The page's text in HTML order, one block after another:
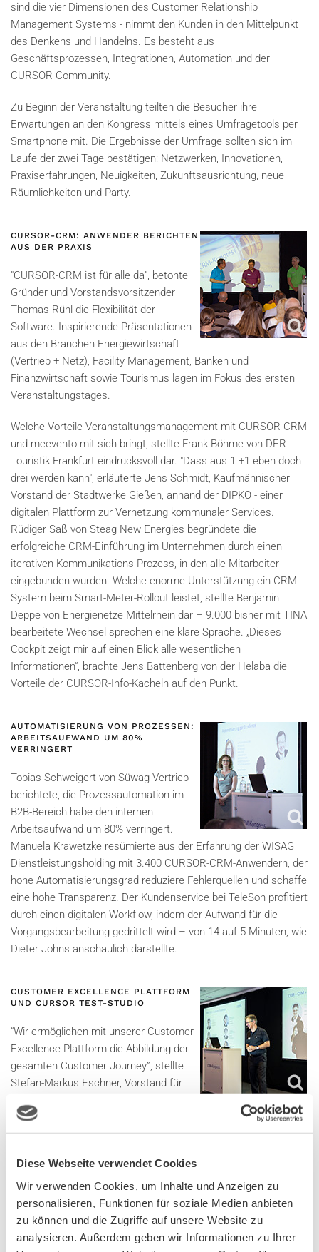
Diese Webseite verwendet Cookies
Wir verwenden Cookies, um Inhalte und Anzeigen zu
personalisieren, Funktionen für soziale Medien anbieten
zu können und die Zugriffe auf unsere Website zu
analysieren. Außerdem geben wir Informationen zu Ihrer
sind die vier Dimensionen des Customer Relationship
Management Systems - nimmt den Kunden in den Mittelpunkt
des Denkens und Handelns. Es besteht aus
Geschäftsprozessen, Integrationen, Automation und der
CURSOR-Community.
Zu Beginn der Veranstaltung teilten die Besucher ihre
Erwartungen an den Kongress mittels eines Umfragetools per
Smartphone mit. Die Ergebnisse der Umfrage sollten sich im
Laufe der zwei Tage bestätigen: Netzwerken, Innovationen,
Praxiserfahrungen, Neuigkeiten, Zukunftsausrichtung, neue
Räumlichkeiten und Party.
CURSOR-CRM: ANWENDER BERICHTEN
AUS DER PRAXIS
"CURSOR-CRM ist für alle da", betonte
Gründer und Vorstandsvorsitzender
Thomas Rühl die Flexibilität der
Software. Inspirierende Präsentationen
aus den Branchen Energiewirtschaft
(Vertrieb + Netz), Facility Management, Banken und
Finanzwirtschaft sowie Tourismus lagen im Fokus des ersten
Veranstaltungstages.
Welche Vorteile Veranstaltungsmanagement mit CURSOR-CRM
und meevento mit sich bringt, stellte Frank Böhme von DER
Touristik Frankfurt eindrucksvoll dar. "Dass aus 1 +1 eben doch
drei werden kann", erläuterte Jens Schmidt, Kaufmännischer
Vorstand der Stadtwerke Gießen, anhand der DIPKO - einer
digitalen Plattform zur Vernetzung kommunaler Services.
Rüdiger Saß von Steag New Energies begründete die
erfolgreiche CRM-Einführung im Unternehmen durch einen
iterativen Kommunikations-Prozess, in den alle Mitarbeiter
eingebunden wurden. Welche enorme Unterstützung ein CRM-
System beim Smart-Meter-Rollout leistet, stellte Benjamin
Deppe von Energienetze Mittelrhein dar – 9.000 bisher mit TINA
bearbeitete Wechsel sprechen eine klare Sprache. „Dieses
Cockpit zeigt mir auf einen Blick alle wesentlichen
Informationen“, brachte Jens Battenberg von der Helaba die
Vorteile der CURSOR-Info-Kacheln auf den Punkt.
AUTOMATISIERUNG VON PROZESSEN:
ARBEITSAUFWAND UM 80%
VERRINGERT
Tobias Schweigert von Süwag Vertrieb
berichtete, die Prozessautomation im
B2B-Bereich habe den internen
Arbeitsaufwand um 80% verringert.
Manuela Krawetzke resümierte aus der Erfahrung der WISAG
Dienstleistungsholding mit 3.400 CURSOR-CRM-Anwendern, der
hohe Automatisierungsgrad reduziere Fehlerquellen und schaffe
eine hohe Transparenz. Der Kundenservice bei TeleSon profitiert
durch einen digitalen Workflow, indem der Aufwand für die
Vorgangsbearbeitung gedrittelt wird – von 14 auf 5 Minuten, wie
Dieter Johns anschaulich darstellte.
CUSTOMER EXCELLENCE PLATTFORM
UND CURSOR TEST-STUDIO
“Wir ermöglichen mit unserer Customer
Excellence Plattform die Abbildung der
gesamten Customer Journey”, stellte
Stefan-Markus Eschner, Vorstand für
der smarten Geschäftsprozessplattform vor.
Jan Kornemann. Die verhaltenen Reaktionen des Publikums
unterstrichen den enormen Bedarf des CURSOR Test-Studios.
Mehr zu diesen und weiteren spannenden CURSOR-
Innovationen, beispielweise der CURSOR-Community, erfahren
Sie in den nächsten Wochen auf cursor.de